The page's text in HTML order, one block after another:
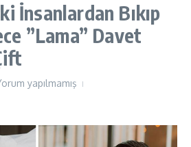
İnsanlardan Bıkıp
”Lama” Davet
yapılmamış